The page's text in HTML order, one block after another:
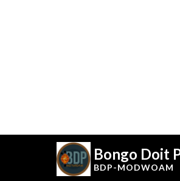
Bongo Doit
BDP-MODWOAM